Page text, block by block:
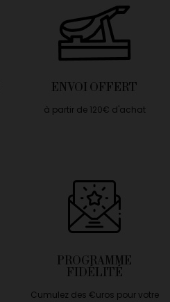
ENVOI OFFERT
à partir de 120€ d'achat
PROGRAMME
FIDÉLITÉ
Cumulez des €uros pour votre